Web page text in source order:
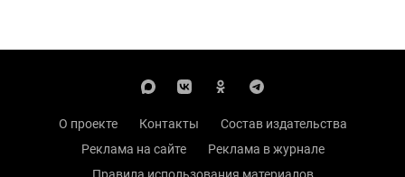
О проекте Контакты
Состав издательства
Реклама на сайте
Реклама в журнале